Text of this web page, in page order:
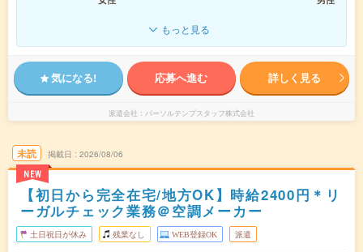
もっと見る
気になる! 応募へ進む 詳しく見る
派遣会社 パーソルテンプスタッフ株式会社
未読
NEW
掲載日 2026/08/06
【初日から完全在宅/地方OK】時給2400円＊リ
ーガルチェック業務＠空調メーカー
土日祝日が休み 残業なし WEB登録OK 派遣